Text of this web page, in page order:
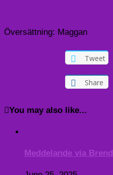
Översättning: Maggan
Tweet
Share
You may also like...
Meddelande via